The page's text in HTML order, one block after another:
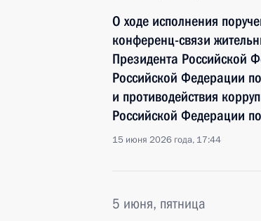
О ходе исполнения
конференц-связи
Президента Российской
Российской Федерации
и противодействия
Российской Федерации
15 июня 2026 года, 17:44
5 июня, пятница